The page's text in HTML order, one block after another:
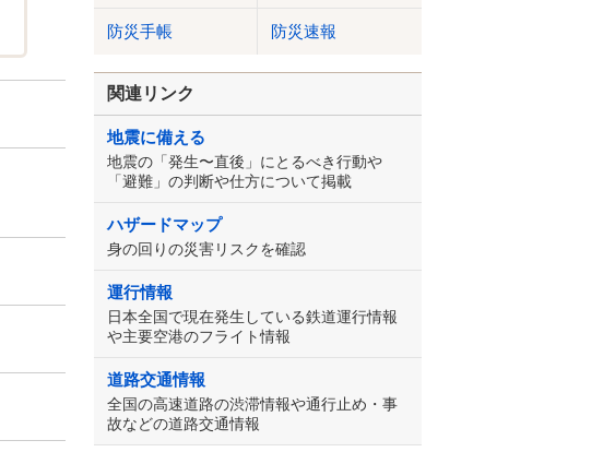
防災手帳 防災速報
関連リンク
地震に備える
地震の「発生〜直後」にとるべき行動や
「避難」の判断や仕方について掲載
ハザードマップ
身の回りの災害リスクを確認
運行情報
日本全国で現在発生している鉄道運行情報
や主要空港のフライト情報
道路交通情報
全国の高速道路の渋滞情報や通行止め・事
故などの道路交通情報